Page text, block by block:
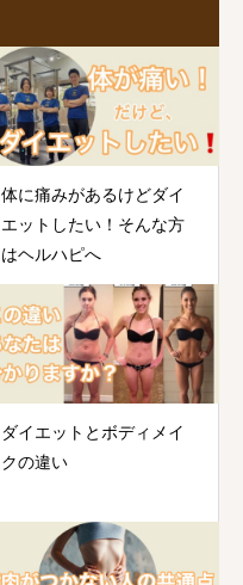
体に痛みがあるけどダイ
エットしたい！そんな方
はヘルハピへ
ダイエットとボディメイ
クの違い